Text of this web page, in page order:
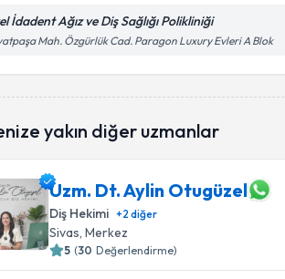
İdadent Ağız ve Diş Sağlığı Polikliniği
Mah. Özgürlük Cad. Paragon Luxury Evleri A Blok
yakın diğer uzmanlar
Uzm. Dt. Aylin Otugüzel
Diş Hekimi +2 diğer
Sivas, Merkez
5 (30 Değerlendirme)